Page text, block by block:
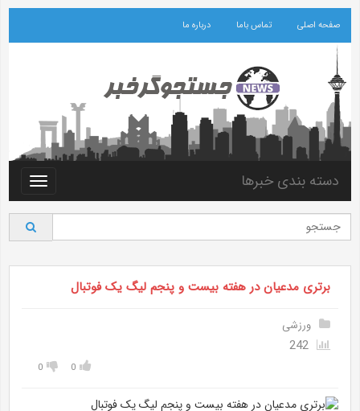
صفحه اصلی تماس باما درباره ما
Toggle
دسته بندی خبرها
برتری مدعیان در هفته بیست و پنجم لیگ یک فوتبال
ورزشی
0
0